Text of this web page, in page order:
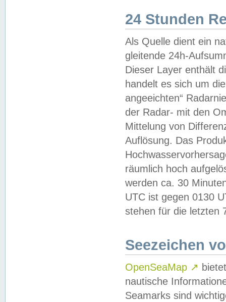
24 Stunden
Als Quelle dient ein
gleitende 24h-
Dieser Layer enthält
handelt es sich um
angeeichten“
der Radar- mit den
Mittelung von
Auflösung. Das
räumlich hoch
werden ca. 30
UTC ist gegen 0130
stehen für die letzten
Seezeichen
OpenSeaMap ↗
nautische
Seamarks sind